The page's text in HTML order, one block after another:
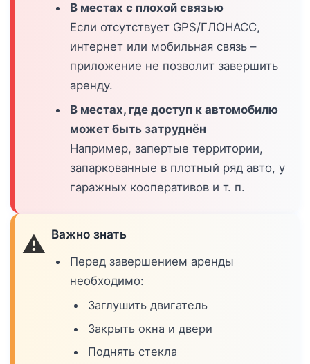
В местах с плохой связью
Если отсутствует GPS/ГЛОНАСС,
интернет или мобильная связь –
приложение не позволит завершить
аренду.
В местах, где доступ к автомобилю
может быть затруднён
Например, запертые территории,
запаркованные в плотный ряд авто, у
гаражных кооперативов и т. п.
⚠️ Важно знать
Перед завершением аренды
необходимо:
Заглушить двигатель
Закрыть окна и двери
Поднять стекла